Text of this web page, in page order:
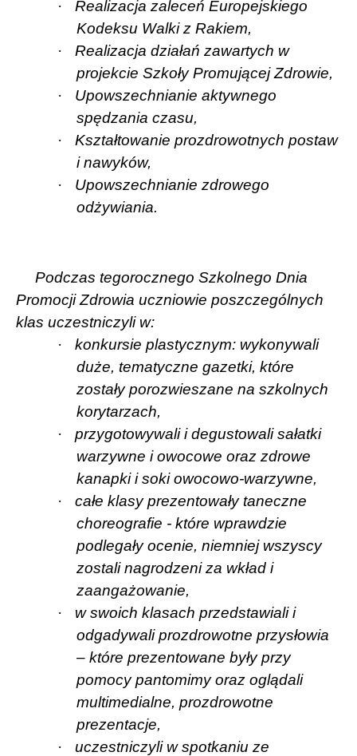
·
Realizacja zaleceń Europejskiego
Kodeksu Walki z Rakiem,
·
Realizacja działań zawartych w
projekcie Szkoły Promującej Zdrowie,
·
Upowszechnianie aktywnego
spędzania czasu,
·
Kształtowanie prozdrowotnych postaw
i nawyków,
·
Upowszechnianie zdrowego
odżywiania.
Podczas tegorocznego Szkolnego Dnia
Promocji Zdrowia uczniowie poszczególnych
klas uczestniczyli w:
·
konkursie plastycznym: wykonywali
duże, tematyczne gazetki, które
zostały porozwieszane na szkolnych
korytarzach,
·
przygotowywali i degustowali sałatki
warzywne i owocowe oraz zdrowe
kanapki i soki owocowo-warzywne,
·
całe klasy prezentowały taneczne
choreografie - które wprawdzie
podlegały ocenie, niemniej wszyscy
zostali nagrodzeni za wkład i
zaangażowanie,
·
w swoich klasach przedstawiali i
odgadywali prozdrowotne przysłowia
– które prezentowane były przy
pomocy pantomimy oraz oglądali
multimedialne, prozdrowotne
prezentacje,
·
uczestniczyli w spotkaniu ze